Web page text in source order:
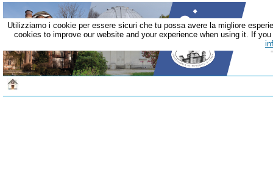
Utilizziamo i cookie per essere sicuri che tu possa avere la migliore
cookies to improve our website and your experience when using it. If